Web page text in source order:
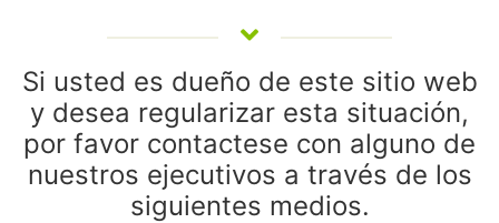
Si usted es dueño de este sitio web
y desea regularizar esta situación,
por favor contactese con alguno de
nuestros ejecutivos a través de los
siguientes medios.